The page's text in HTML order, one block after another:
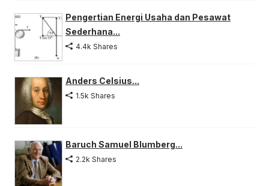
Pengertian Energi Usaha dan Pesawat
Sederhana...
4.4k Shares
Anders Celsius...
1.5k Shares
Baruch Samuel Blumberg...
2.2k Shares